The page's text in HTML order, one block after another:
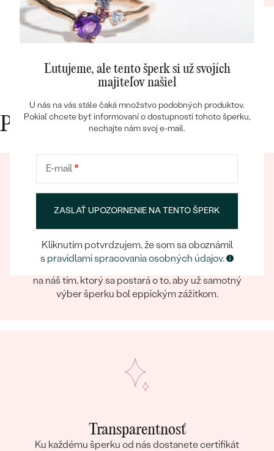
Bestsellery
Prečo nakupovať v Eppi
Eppický zážitok
Pri nakupovaní online aj osobne sa môžete spoľahnúť
na náš tím, ktorý sa postará o to, aby už samotný
výber šperku bol eppickým zážitkom.
Transparentnosť
Ku každému šperku od nás dostanete certifikát
Ľutujeme, ale tento šperk si už svojích
majiteľov našiel
U nás na vás stále čaká množstvo podobných produktov.
Pokiaľ chcete byť informovaní o dostupnosti tohoto šperku,
nechajte nám svoj e-mail.
E-mail*
ZASLAŤ UPOZORNENIE NA TENTO ŠPERK
Kliknutím potvrdzujem, že som sa oboznámil
s pravidlami spracovania osobných údajov.